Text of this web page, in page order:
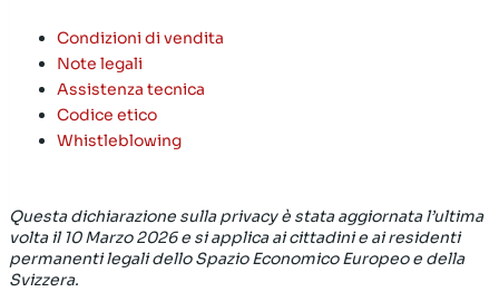
Condizioni di vendita
Note legali
Assistenza tecnica
Codice etico
Whistleblowing
Questa dichiarazione sulla privacy è stata aggiornata l’ultima
volta il 10 Marzo 2026 e si applica ai cittadini e ai residenti
permanenti legali dello Spazio Economico Europeo e della
Svizzera.